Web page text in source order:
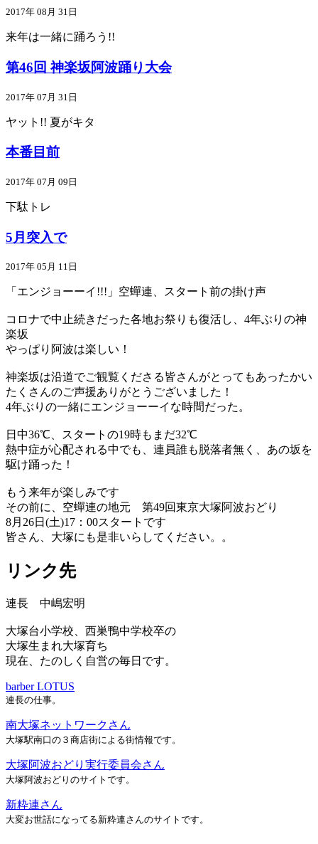
2017年 08月 31日
来年は一緒に踊ろう!!
第46回 神楽坂阿波踊り大会
2017年 07月 31日
ヤット!! 夏がキタ
本番目前
2017年 07月 09日
下駄トレ
5月突入で
2017年 05月 11日
「エンジョーーイ!!!」空蟬連、スタート前の掛け声
コロナで中止続きだった各地お祭りも復活し、4年ぶりの神
楽坂
やっぱり阿波は楽しい！
神楽坂は沿道でご観覧くださる皆さんがとってもあったかい
たくさんのご声援ありがとうございました！
4年ぶりの一緒にエンジョーーイな時間だった。
日中36℃、スタートの19時もまだ32℃
熱中症が心配される中でも、連員誰も脱落者無く、あの坂を
駆け踊った！
もう来年が楽しみです
その前に、空蟬連の地元 第49回東京大塚阿波おどり
8月26日(土)17：00スタートです
皆さん、大塚にも是非いらしてください。。
リンク先
連長 中嶋宏明
大塚台小学校、西巣鴨中学校卒の
大塚生まれ大塚育ち
現在、たのしく自営の毎日です。
barber LOTUS
連長の仕事。
南大塚ネットワークさん
大塚駅南口の３商店街による街情報です。
大塚阿波おどり実行委員会さん
大塚阿波おどりのサイトです。
新粋連さん
大変お世話になってる新粋連さんのサイトです。